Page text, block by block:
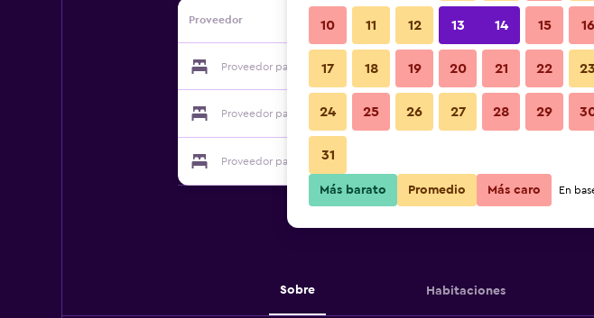
Proveedor
Proveedor para Agriturismo Agrilago Ver precios
Proveedor para Agriturismo Agrilago Ver
Proveedor para Agriturismo Agrilago
Sobre Habitaciones
10 11 12 13 14 15 16
17 18 19 20 21 22 23
24 25 26 27 28 29
31
Más barato Promedio Más caro En